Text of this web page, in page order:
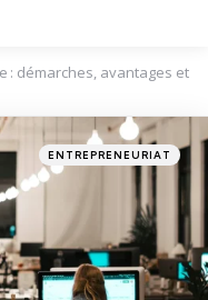
: démarches, avantages et
Categories
Posted
in
ENTREPRENEURIAT